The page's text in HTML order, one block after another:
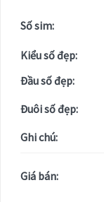
Số sim:
Kiểu số đẹp:
Đầu số đẹp:
Đuôi số đẹp:
Ghi chú:
Giá bán: